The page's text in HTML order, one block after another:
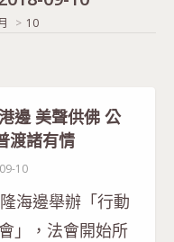
10
邊 美聲供佛 公
渡諸有情
10
海邊舉辦「行動
」，法會開始所